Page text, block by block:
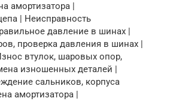
амортизатора |
| Неисправность
давление в шинах |
проверка давления в шинах |
втулок, шаровых опор,
изношенных деталей |
сальников, корпуса
амортизатора |